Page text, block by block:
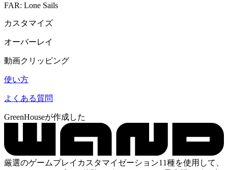
FAR: Lone Sails
カスタマイズ
オーバーレイ
動画クリッピング
使い方
よくある質問
GreenHouseが作成した
厳選のゲームプレイカスタマイゼーション11種を使用して、